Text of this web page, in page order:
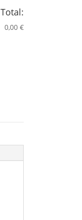
Total:
0,00 €